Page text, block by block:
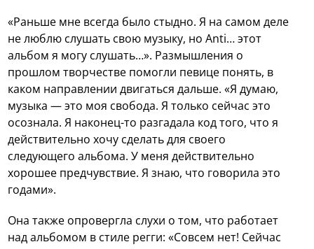
«Раньше мне всегда было стыдно. Я на самом деле
не люблю слушать свою музыку, но Anti… этот
альбом я могу слушать…». Размышления о
прошлом творчестве помогли певице понять, в
каком направлении двигаться дальше. «Я думаю,
музыка — это моя свобода. Я только сейчас это
осознала. Я наконец-то разгадала код того, что я
действительно хочу сделать для своего
следующего альбома. У меня действительно
хорошее предчувствие. Я знаю, что говорила это
годами».
Она также опровергла слухи о том, что работает
над альбомом в стиле регги: «Совсем нет! Сейчас